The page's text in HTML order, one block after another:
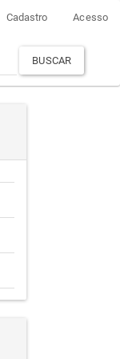
Cadastro Acesso
BUSCAR